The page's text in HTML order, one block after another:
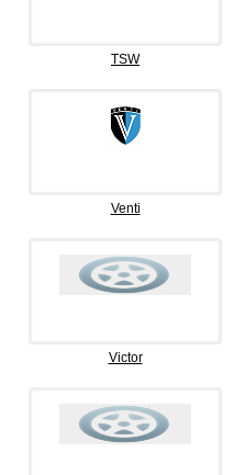
TSW
Venti
Victor